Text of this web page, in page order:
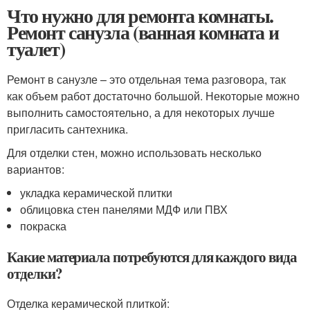
Что нужно для ремонта комнаты.
Ремонт санузла (ванная комната и
туалет)
Ремонт в санузле – это отдельная тема разговора, так
как объем работ достаточно большой. Некоторые можно
выполнить самостоятельно, а для некоторых лучше
пригласить сантехника.
Для отделки стен, можно использовать несколько
вариантов:
укладка керамической плитки
облицовка стен панелями МДФ или ПВХ
покраска
Какие материала потребуются для каждого вида
отделки?
Отделка керамической плиткой: